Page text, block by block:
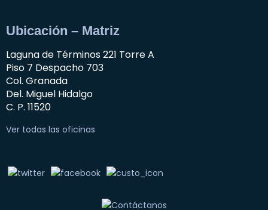
Ubicación – Matriz
Laguna de Términos 221 Torre A
Piso 7 Despacho 703
Col. Granada
Del. Miguel Hidalgo
C. P. 11520
Ver todas las oficinas